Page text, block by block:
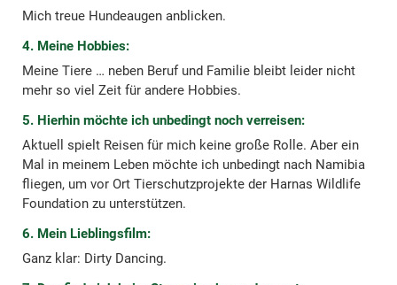
Mich treue Hundeaugen anblicken.
4. Meine Hobbies:
Meine Tiere … neben Beruf und Familie bleibt leider nicht
mehr so viel Zeit für andere Hobbies.
5. Hierhin möchte ich unbedingt noch verreisen:
Aktuell spielt Reisen für mich keine große Rolle. Aber ein
Mal in meinem Leben möchte ich unbedingt nach Namibia
fliegen, um vor Ort Tierschutzprojekte der Harnas Wildlife
Foundation zu unterstützen.
6. Mein Lieblingsfilm:
Ganz klar: Dirty Dancing.